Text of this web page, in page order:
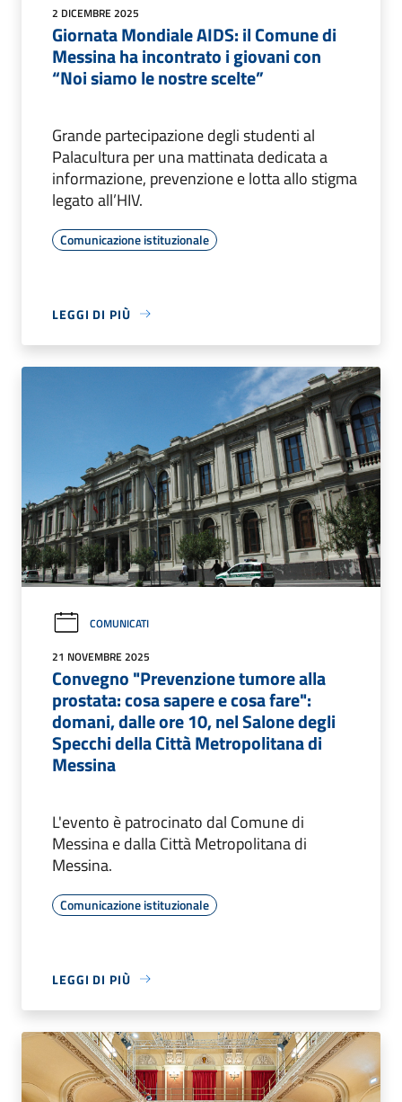
2 DICEMBRE 2025
Giornata Mondiale AIDS: il Comune di
Messina ha incontrato i giovani con
“Noi siamo le nostre scelte”
Grande partecipazione degli studenti al
Palacultura per una mattinata dedicata a
informazione, prevenzione e lotta allo stigma
legato all’HIV.
Comunicazione istituzionale
LEGGI DI PIÙ
COMUNICATI
21 NOVEMBRE 2025
Convegno "Prevenzione tumore alla
prostata: cosa sapere e cosa fare":
domani, dalle ore 10, nel Salone degli
Specchi della Città Metropolitana di
Messina
L'evento è patrocinato dal Comune di
Messina e dalla Città Metropolitana di
Messina.
Comunicazione istituzionale
LEGGI DI PIÙ